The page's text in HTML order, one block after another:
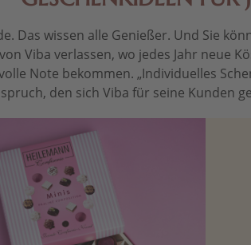
Das wissen alle Genießer. Und Sie
Viba verlassen, wo jedes Jahr neue
Note bekommen. „Individuelles
den sich Viba für seine Kunden